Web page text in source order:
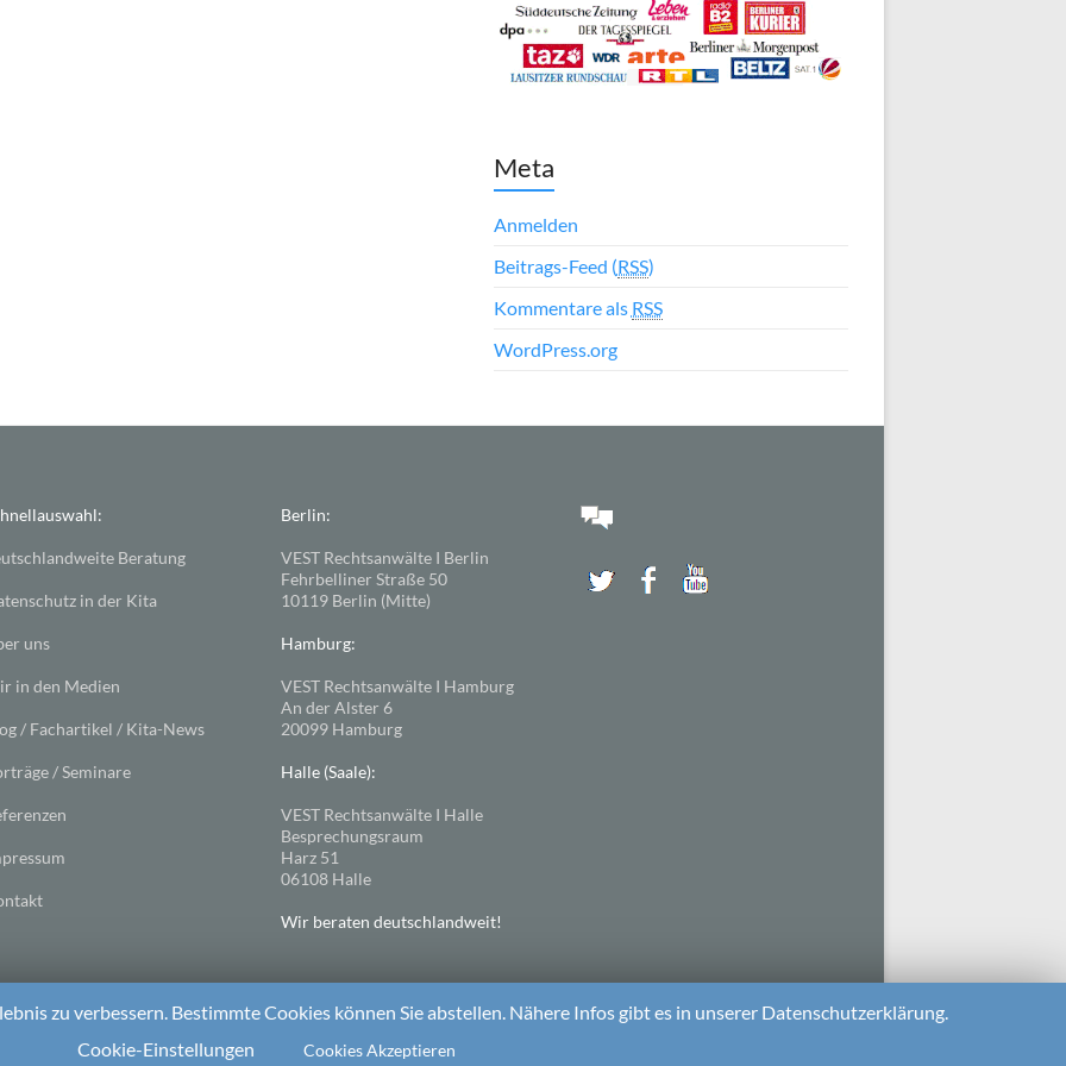
Meta
Anmelden
Beitrags-Feed (RSS)
Kommentare als RSS
WordPress.org
Beratung
in der Kita
uns
in den Medien
/ Fachartikel / Kita-News
/ Seminare
Berlin:
VEST Rechtsanwälte I Berlin
Fehrbelliner Straße 50
10119 Berlin (Mitte)
Hamburg:
VEST Rechtsanwälte I Hamburg
An der Alster 6
20099 Hamburg
Halle (Saale):
VEST Rechtsanwälte I Halle
Besprechungsraum
Harz 51
06108 Halle
Wir beraten deutschlandweit!
zu verbessern. Bestimmte Cookies können Sie abstellen. Nähere Infos gibt es in unserer Datenschutzerklärung.
Cookie-Einstellungen
Cookies Akzeptieren